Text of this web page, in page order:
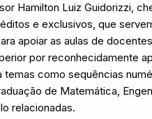
Hamilton Luiz Guidorizzi,
e exclusivos, que
apoiar as aulas de docentes
por reconhecidamente
como sequências
de Matemática,
relacionadas.